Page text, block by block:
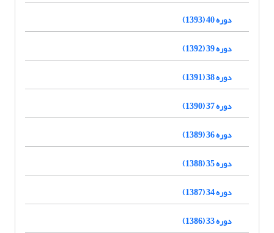
دوره 40 (1393)
دوره 39 (1392)
دوره 38 (1391)
دوره 37 (1390)
دوره 36 (1389)
دوره 35 (1388)
دوره 34 (1387)
دوره 33 (1386)